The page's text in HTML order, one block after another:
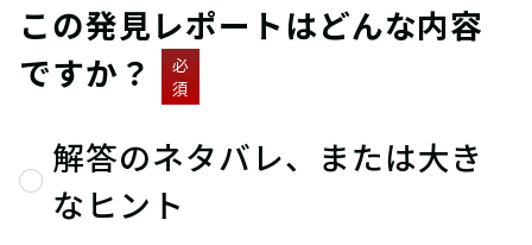
この発見レポートはどんな内容
ですか？
必
須
解答のネタバレ、または大き
なヒント